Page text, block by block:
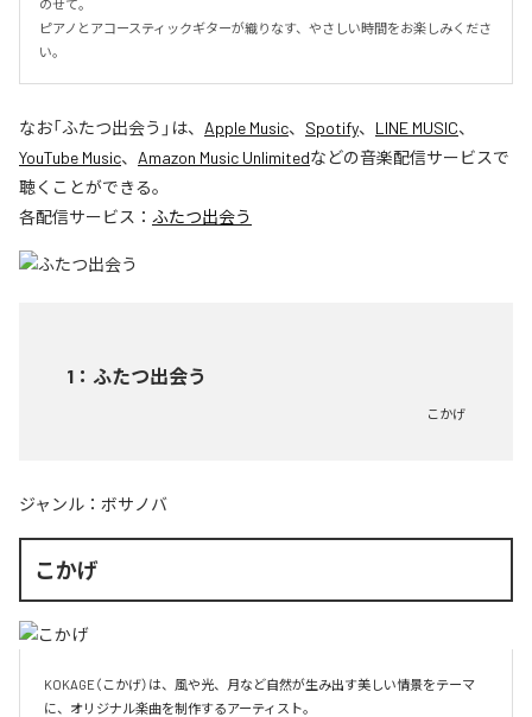
のせて。
ピアノとアコースティックギターが織りなす、やさしい時間をお楽しみくださ
い。
なお「ふたつ出会う 」は、 Apple Music、 Spotify、 LINE MUSIC、
YouTube Music、 Amazon Music Unlimitedなどの音楽配信サービスで
聴くことができる。
各配信サービス： ふたつ出会う
1 ： ふたつ出会う
こかげ
ジャンル： ボサノバ
こかげ
KOKAGE（こかげ）は、風や光、月など自然が生み出す美しい情景をテーマ
に、オリジナル楽曲を制作するアーティスト。